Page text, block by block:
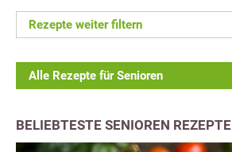
Rezepte weiter filtern
Alle Rezepte für Senioren
BELIEBTESTE SENIOREN REZEPTE